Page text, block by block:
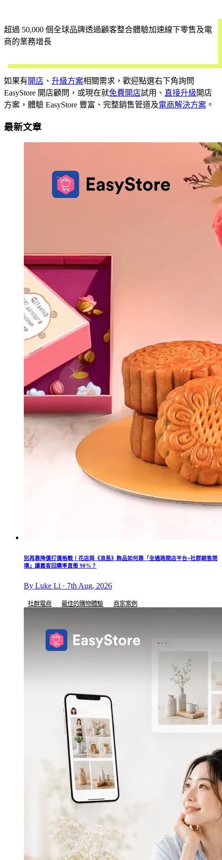
超過 50,000 個全球品牌透過顧客整合體驗加速線下零售及電
商的業務增長
如果有開店 、 升級方案相關需求，歡迎點選右下角詢問
EasyStore 開店顧問，或現在就免費開店試用、 直接升級開店
方案，體驗 EasyStore 豐富、完整銷售管道及電商解決方案 。
最新文章
別再靠降價打價格戰！花店與《浪島》飾品如何靠「全通路開店平台+社群銷售閉
環」讓舊客回購率直衝 90%？
By Luke Li · 7th Aug, 2026
社群電商 最佳的購物體驗 商家案例